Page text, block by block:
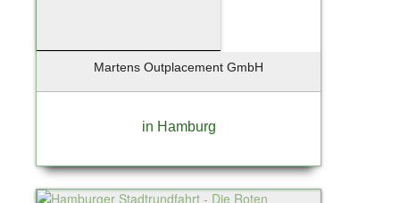
Martens Outplacement GmbH
in Hamburg